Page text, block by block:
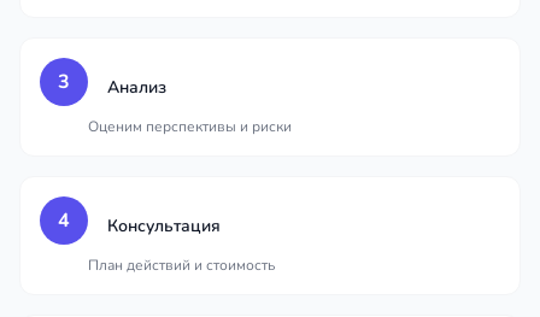
3 Анализ
Оценим перспективы и риски
4 Консультация
План действий и стоимость